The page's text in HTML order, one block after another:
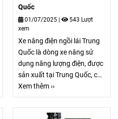
Quốc
01/07/2025
543 Lượt
xem
Xe nâng điện ngồi lái Trung
Quốc là dòng xe nâng sử
dụng năng lượng điện, được
sản xuất tại Trung Quốc, chủ
yếu phục vụ cho các hoạt
động nâng hạ hàng hóa
trong nhà kho, nhà máy, siêu
Xem thêm ››